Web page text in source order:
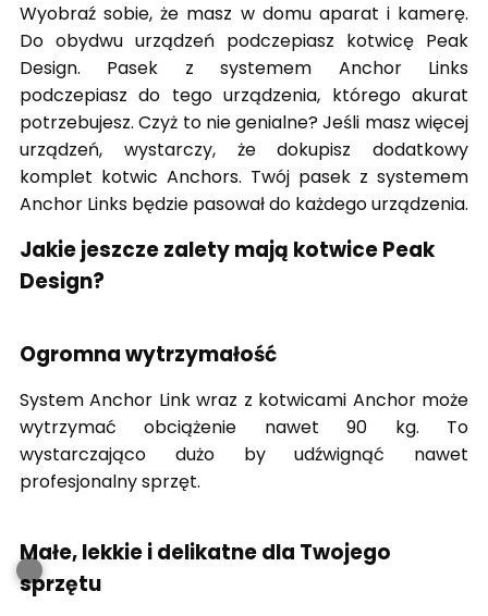
Wyobraź sobie, że masz w domu aparat i kamerę.
Do obydwu urządzeń podczepiasz kotwicę Peak
Design. Pasek z systemem Anchor Links
podczepiasz do tego urządzenia, którego akurat
potrzebujesz. Czyż to nie genialne? Jeśli masz więcej
urządzeń, wystarczy, że dokupisz dodatkowy
komplet kotwic Anchors. Twój pasek z systemem
Anchor Links będzie pasował do każdego urządzenia.
Jakie jeszcze zalety mają kotwice Peak
Design?
Ogromna wytrzymałość
System Anchor Link wraz z kotwicami Anchor może
wytrzymać obciążenie nawet 90 kg. To
wystarczająco dużo by udźwignąć nawet
profesjonalny sprzęt.
Małe, lekkie i delikatne dla Twojego
sprzętu